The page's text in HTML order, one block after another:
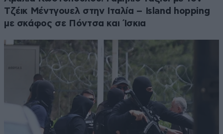
Τζέικ Μέντγουελ στην Ιταλία – Island hopping
με σκάφος σε Πόντσα και Ίσκια